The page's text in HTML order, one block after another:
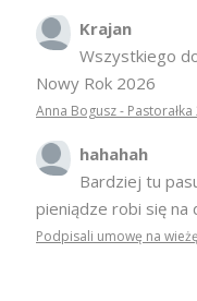
Krajan
Wszystkiego
Nowy Rok 2026
Anna Bogusz - Pastorałka
hahahah
Bardziej tu
pieniądze robi się na
Podpisali umowę na